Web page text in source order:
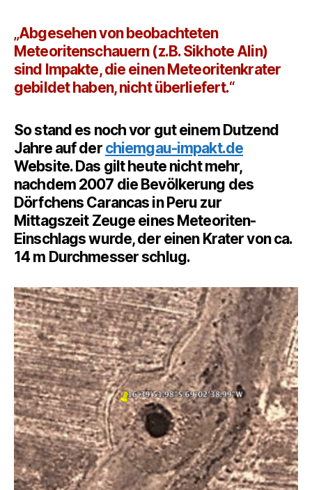
„Abgesehen von beobachteten
Meteoritenschauern (z.B. Sikhote Alin)
sind Impakte, die einen Meteoritenkrater
gebildet haben, nicht überliefert.“
So stand es noch vor gut einem Dutzend
Jahre auf der chiemgau-impakt.de
Website. Das gilt heute nicht mehr,
nachdem 2007 die Bevölkerung des
Dörfchens Carancas in Peru zur
Mittagszeit Zeuge eines Meteoriten-
Einschlags wurde, der einen Krater von ca.
14 m Durchmesser schlug.